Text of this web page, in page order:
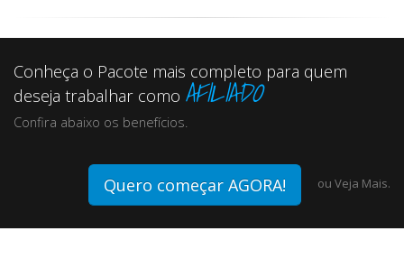
Conheça o Pacote mais completo para quem
deseja trabalhar como AFILIADO
Confira abaixo os benefícios.
Quero começar AGORA! ou Veja Mais.